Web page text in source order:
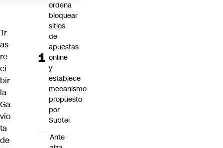
Tr
as
re
ci
bir
la
Ga
vio
ta
de
ordena
bloquear
sitios
de
apuestas
online
y
establece
mecanismo
propuesto
por
Subtel
Ante